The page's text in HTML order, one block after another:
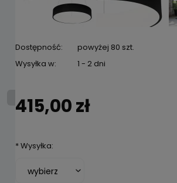
Dostępność:
powyżej 80 szt.
Wysyłka w:
1 - 2 dni
415,00 zł
*Wysyłka: